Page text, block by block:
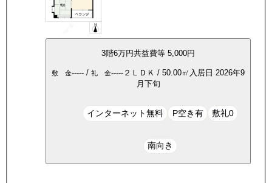
3階6万円共益費等 5,000円
敷 金----- / 礼 金----- ２ＬＤＫ / 50.00㎡ 入居日 2026年9
月下旬
インターネット無料 P空き有 敷礼0
南向き